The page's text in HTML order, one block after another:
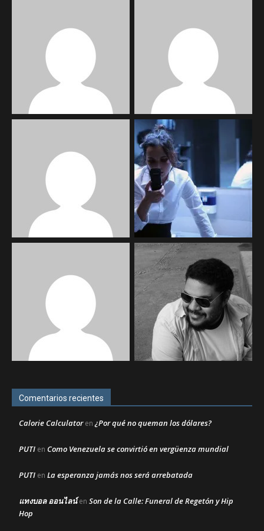
Comentarios recientes
Calorie Calculatoren¿Por qué no queman los dólares?
PUTI en Como Venezuela se convirtió en vergüenza mundial
PUTI en La esperanza jamás nos será arrebatada
แทงบอล ออนไลน์en Son de la Calle: Funeral de Regetón y Hip
Hop